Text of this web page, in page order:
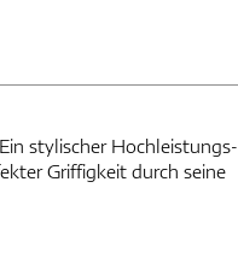
stylischer Hochleistungs-